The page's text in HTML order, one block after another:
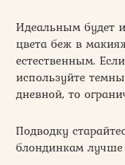
Идеальным будет
цвета беж в
естественным.
используйте
дневной, то
Подводку
блондинкам лучше